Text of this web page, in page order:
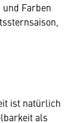
und Farben
ist natürlich
als